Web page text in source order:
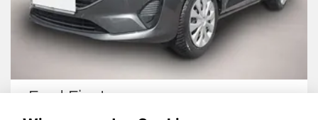
Ford Fiesta